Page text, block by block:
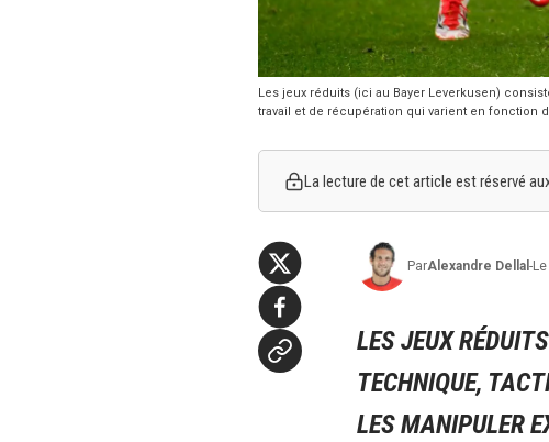
Les jeux réduits (ici au Bayer Leverkusen)
travail et de récupération qui varient en
La lecture de cet article est réservé
ParAlexandre Dellal -
LES JEUX
TECHNIQUE,
LES MANIPULER